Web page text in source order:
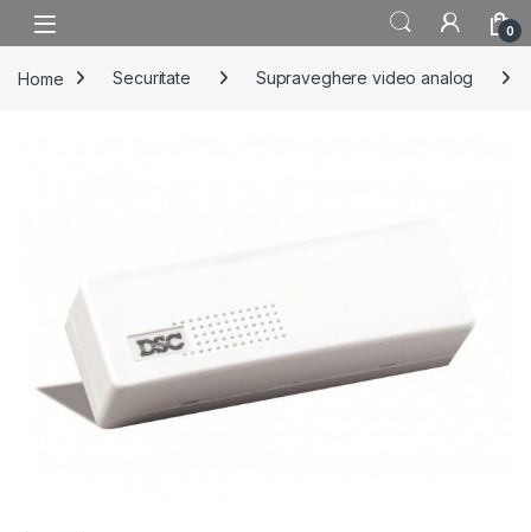
Skip to navigation
Skip to content
0
Home Securitate Supraveghere video analog